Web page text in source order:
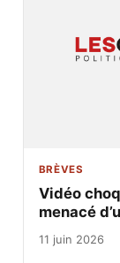
BRÈVES
Vidéo
menacé
11 juin 2026